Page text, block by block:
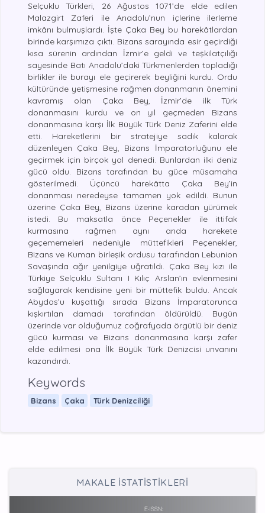
Selçuklu Türkleri, 26 Ağustos 1071’de elde edilen
Malazgirt Zaferi ile Anadolu’nun içlerine ilerleme
imkânı bulmuşlardı. İşte Çaka Bey bu harekâtlardan
birinde karşımıza çıktı. Bizans sarayında esir geçirdiği
kısa sürenin ardından İzmir’e geldi ve teşkilatçılığı
sayesinde Batı Anadolu’daki Türkmenlerden topladığı
birlikler ile burayı ele geçirerek beyliğini kurdu. Ordu
kültüründe yetişmesine rağmen donanmanın önemini
kavramış olan Çaka Bey, İzmir’de ilk Türk
donanmasını kurdu ve on yıl geçmeden Bizans
donanmasına karşı İlk Büyük Türk Deniz Zaferini elde
etti. Hareketlerini bir stratejiye sadık kalarak
düzenleyen Çaka Bey, Bizans İmparatorluğunu ele
geçirmek için birçok yol denedi. Bunlardan ilki deniz
gücü oldu. Bizans tarafından bu güce müsamaha
gösterilmedi. Üçüncü harekâtta Çaka Bey’in
donanması neredeyse tamamen yok edildi. Bunun
üzerine Çaka Bey, Bizans üzerine karadan yürümek
istedi. Bu maksatla önce Peçenekler ile ittifak
kurmasına rağmen aynı anda harekete
geçememeleri nedeniyle müttefikleri Peçenekler,
Bizans ve Kuman birleşik ordusu tarafından Lebunion
Savaşında ağır yenilgiye uğratıldı. Çaka Bey kızı ile
Türkiye Selçuklu Sultanı I Kılıç Arslan’ın evlenmesini
sağlayarak kendisine yeni bir müttefik buldu. Ancak
Abydos’u kuşattığı sırada Bizans İmparatorunca
kışkırtılan damadı tarafından öldürüldü. Bugün
üzerinde var olduğumuz coğrafyada örgütlü bir deniz
gücü kurması ve Bizans donanmasına karşı zafer
elde edilmesi ona İlk Büyük Türk Denizcisi unvanını
kazandırdı.
Keywords
Bizans Çaka Türk Denizciliği
MAKALE İSTATİSTİKLERİ